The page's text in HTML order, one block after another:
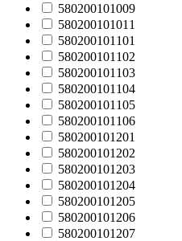
580200101009
580200101011
580200101101
580200101102
580200101103
580200101104
580200101105
580200101106
580200101201
580200101202
580200101203
580200101204
580200101205
580200101206
580200101207